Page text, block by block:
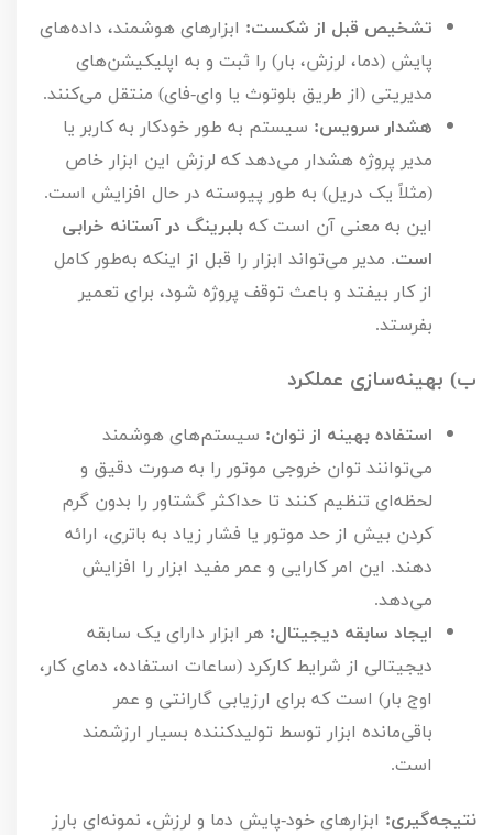
تشخیص قبل از شکست: ابزارهای هوشمند، داده‌های
پایش (دما، لرزش، بار) را ثبت و به اپلیکیشن‌های
مدیریتی (از طریق بلوتوث یا وای-فای) منتقل می‌کنند.
هشدار سرویس: سیستم به طور خودکار به کاربر یا
مدیر پروژه هشدار می‌دهد که لرزش این ابزار خاص
(مثلاً یک دریل) به طور پیوسته در حال افزایش است.
این به معنی آن است که بلبرینگ در آستانه خرابی
است. مدیر می‌تواند ابزار را قبل از اینکه به‌طور کامل
از کار بیفتد و باعث توقف پروژه شود، برای تعمیر
بفرستد.
ب) بهینه‌سازی عملکرد
استفاده بهینه از توان: سیستم‌های هوشمند
می‌توانند توان خروجی موتور را به صورت دقیق و
لحظه‌ای تنظیم کنند تا حداکثر گشتاور را بدون گرم
کردن بیش از حد موتور یا فشار زیاد به باتری، ارائه
دهند. این امر کارایی و عمر مفید ابزار را افزایش
می‌دهد.
ایجاد سابقه دیجیتال: هر ابزار دارای یک سابقه
دیجیتالی از شرایط کارکرد (ساعات استفاده، دمای کار،
اوج بار) است که برای ارزیابی گارانتی و عمر
باقی‌مانده ابزار توسط تولیدکننده بسیار ارزشمند
است.
نتیجه‌گیری: ابزارهای خود-پایش دما و لرزش، نمونه‌ای بارز